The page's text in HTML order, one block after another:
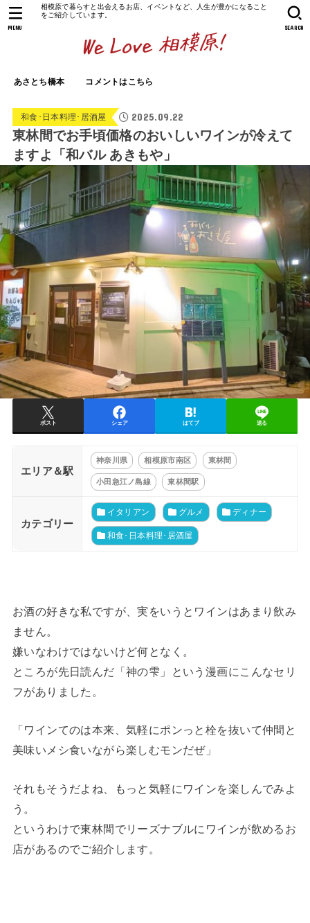
相模原で暮らすと出会えるお店、イベントなど、人生が豊かになること
をご紹介しています。
あさとち橋本 コメントはこちら
SEARCH
MENU
和食･日本料理･居酒屋 2025.09.22
東林間でお手頃価格のおいしいワインが冷えて
ますよ「和バル あきもや」
ポスト シェア はてブ 送る
エリア＆駅
神奈川県 相模原市南区 東林間
小田急江ノ島線 東林間駅
カテゴリー
イタリアン グルメ ディナー
和食･日本料理･居酒屋
お酒の好きな私ですが、実をいうとワインはあまり飲み
ません。
嫌いなわけではないけど何となく。
ところが先日読んだ「神の雫」という漫画にこんなセリ
フがありました。
「ワインてのは本来、気軽にポンっと栓を抜いて仲間と
美味いメシ食いながら楽しむモンだぜ」
それもそうだよね、もっと気軽にワインを楽しんでみよ
う。
というわけで東林間でリーズナブルにワインが飲めるお
店があるのでご紹介します。